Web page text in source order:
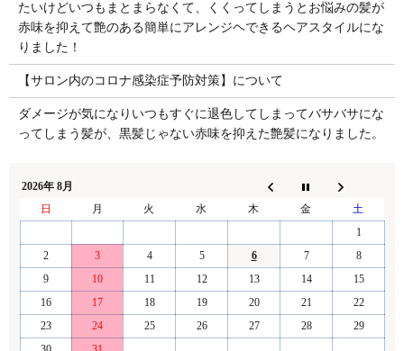
たいけどいつもまとまらなくて、くくってしまうとお悩みの髪が
赤味を抑えて艶のある簡単にアレンジヘできるヘアスタイルにな
りました！
【サロン内のコロナ感染症予防対策】について
ダメージが気になりいつもすぐに退色してしまってバサバサにな
ってしまう髪が、黒髪じゃない赤味を抑えた艶髪になりました。
2026年 8月
日
月 火 水 木 金
土
1
2
3 4 5 6 7
8
9
10 11 12 13 14
15
16
17 18 19 20 21
22
23
24 25 26 27 28
29